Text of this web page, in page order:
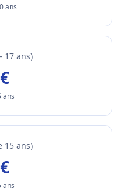
ans
17 ans)
ans
15 ans)
ans